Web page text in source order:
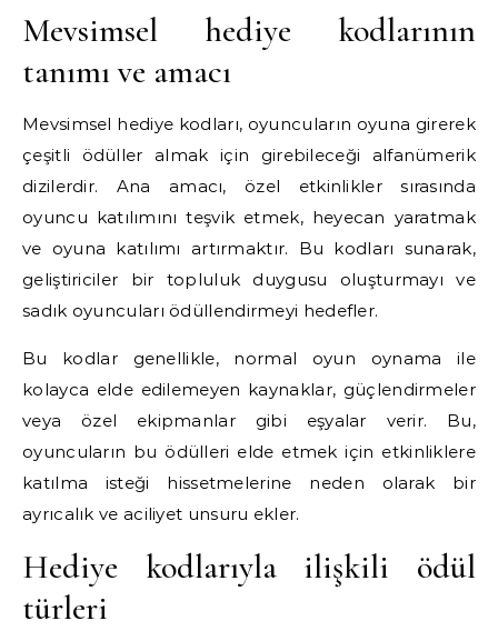
Mevsimsel hediye kodlarının
tanımı ve amacı
Mevsimsel hediye kodları, oyuncuların oyuna girerek
çeşitli ödüller almak için girebileceği alfanümerik
dizilerdir. Ana amacı, özel etkinlikler sırasında
oyuncu katılımını teşvik etmek, heyecan yaratmak
ve oyuna katılımı artırmaktır. Bu kodları sunarak,
geliştiriciler bir topluluk duygusu oluşturmayı ve
sadık oyuncuları ödüllendirmeyi hedefler.
Bu kodlar genellikle, normal oyun oynama ile
kolayca elde edilemeyen kaynaklar, güçlendirmeler
veya özel ekipmanlar gibi eşyalar verir. Bu,
oyuncuların bu ödülleri elde etmek için etkinliklere
katılma isteği hissetmelerine neden olarak bir
ayrıcalık ve aciliyet unsuru ekler.
Hediye kodlarıyla ilişkili ödül
türleri